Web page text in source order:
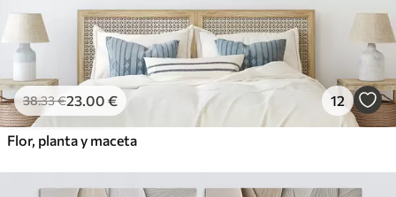
38.33€23.00 € 12
Flor, planta y maceta